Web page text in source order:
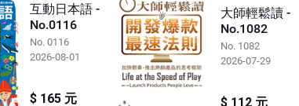
互動日本語 -
No.0116
No. 0116
2026-08-01
$ 165 元
大師輕鬆讀 -
No.1082
No. 1082
2026-07-29
$ 112 元